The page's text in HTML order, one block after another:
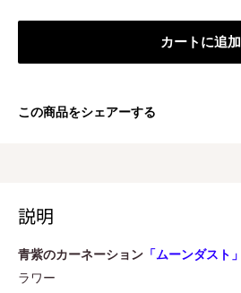
カートに追加
この商品をシェアーする
説明
青紫のカーネーション 「ムーンダスト」
ラワー